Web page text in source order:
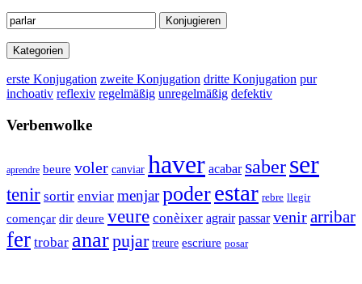
Konjugieren
Kategorien
erste Konjugation zweite Konjugation dritte Konjugation pur
inchoativ reflexiv regelmäßig unregelmäßig defektiv
Verbenwolke
aprendre beure voler canviar haver acabar saberser
tenir sortir enviar menjarpoderestar rebre llegir
començar dir deure veure conèixer agrair passar venirarribar
fer trobar anarpujar treure escriure posar